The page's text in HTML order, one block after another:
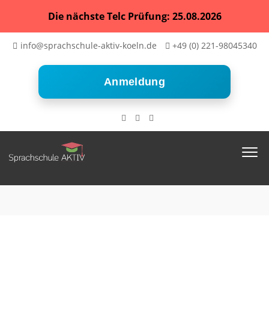
Die nächste Telc Prüfung: 25.08.2026
info@sprachschule-aktiv-koeln.de +49 (0) 221-98045340
Anmeldung